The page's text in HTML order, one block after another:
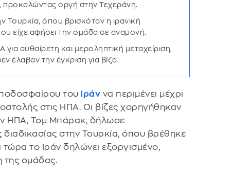
προκαλώντας οργή στην Τεχεράνη.
Τουρκία, όπου βρισκόταν η ιρανική
είχε αφήσει την ομάδα σε αναμονή.
αυθαίρετη και μεροληπτική μεταχείριση,
έλαβαν την έγκριση για βίζα.
του Ιράν να περιμένει μέχρι
στις ΗΠΑ. Οι βίζες χορηγήθηκαν
ΗΠΑ, Τομ Μπάρακ, δήλωσε
στην Τουρκία, όπου βρέθηκε
το Ιράν δηλώνει εξοργισμένο,
της ομάδας.